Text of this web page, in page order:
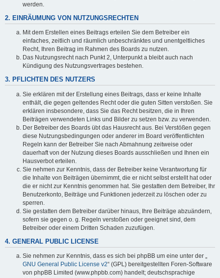
werden.
2. EINRÄUMUNG VON NUTZUNGSRECHTEN
Mit dem Erstellen eines Beitrags erteilen Sie dem Betreiber ein
einfaches, zeitlich und räumlich unbeschränktes und unentgeltliches
Recht, Ihren Beitrag im Rahmen des Boards zu nutzen.
Das Nutzungsrecht nach Punkt 2, Unterpunkt a bleibt auch nach
Kündigung des Nutzungsvertrages bestehen.
3. PFLICHTEN DES NUTZERS
Sie erklären mit der Erstellung eines Beitrags, dass er keine Inhalte
enthält, die gegen geltendes Recht oder die guten Sitten verstoßen. Sie
erklären insbesondere, dass Sie das Recht besitzen, die in Ihren
Beiträgen verwendeten Links und Bilder zu setzen bzw. zu verwenden.
Der Betreiber des Boards übt das Hausrecht aus. Bei Verstößen gegen
diese Nutzungsbedingungen oder anderer im Board veröffentlichten
Regeln kann der Betreiber Sie nach Abmahnung zeitweise oder
dauerhaft von der Nutzung dieses Boards ausschließen und Ihnen ein
Hausverbot erteilen.
Sie nehmen zur Kenntnis, dass der Betreiber keine Verantwortung für
die Inhalte von Beiträgen übernimmt, die er nicht selbst erstellt hat oder
die er nicht zur Kenntnis genommen hat. Sie gestatten dem Betreiber, Ihr
Benutzerkonto, Beiträge und Funktionen jederzeit zu löschen oder zu
sperren.
Sie gestatten dem Betreiber darüber hinaus, Ihre Beiträge abzuändern,
sofern sie gegen o. g. Regeln verstoßen oder geeignet sind, dem
Betreiber oder einem Dritten Schaden zuzufügen.
4. GENERAL PUBLIC LICENSE
Sie nehmen zur Kenntnis, dass es sich bei phpBB um eine unter der „
GNU General Public License v2“ (GPL) bereitgestellten Foren-Software
von phpBB Limited (www.phpbb.com) handelt; deutschsprachige